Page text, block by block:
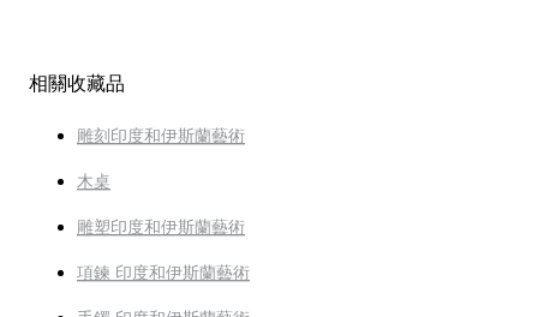
相關收藏品
雕刻印度和伊斯蘭藝術
木桌
雕塑印度和伊斯蘭藝術
項鍊 印度和伊斯蘭藝術